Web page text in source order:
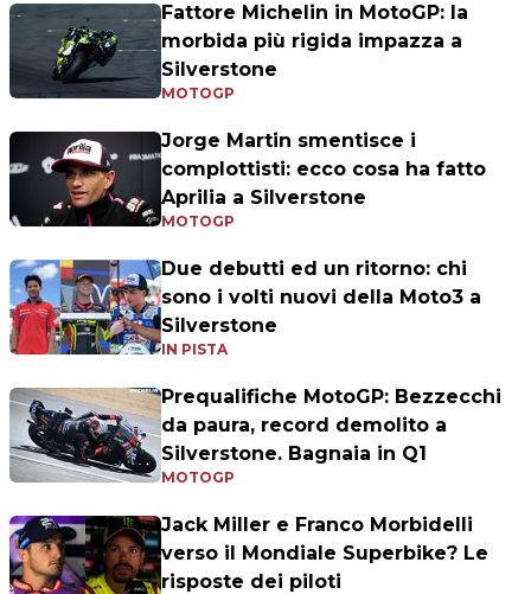
Fattore Michelin in MotoGP: la
morbida più rigida impazza a
Silverstone
MOTOGP
Jorge Martin smentisce i
complottisti: ecco cosa ha fatto
Aprilia a Silverstone
MOTOGP
Due debutti ed un ritorno: chi
sono i volti nuovi della Moto3 a
Silverstone
IN PISTA
Prequalifiche MotoGP: Bezzecchi
da paura, record demolito a
Silverstone. Bagnaia in Q1
MOTOGP
Jack Miller e Franco Morbidelli
verso il Mondiale Superbike? Le
risposte dei piloti